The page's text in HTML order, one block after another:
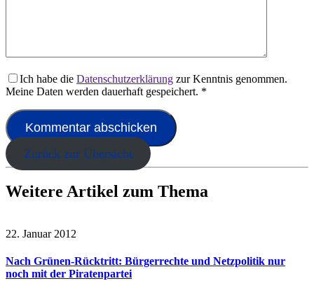
Ich habe die Datenschutzerklärung zur Kenntnis genommen.
Meine Daten werden dauerhaft gespeichert. *
Zurück zur Übersicht
Weitere Artikel zum Thema
22. Januar 2012
Nach Grünen-Rücktritt: Bürgerrechte und Netzpolitik nur
noch mit der Piratenpartei